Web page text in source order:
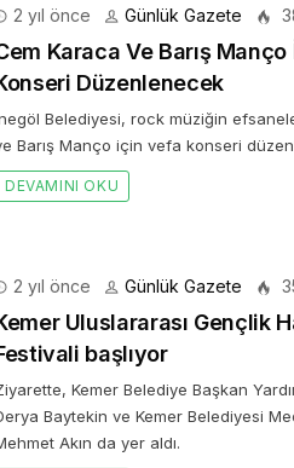
2 yıl önce Günlük Gazete
Karaca Ve Barış
Düzenlenecek
Belediyesi, rock müziğin
Barış Manço için vefa konseri
DEVAMINI OKU
2 yıl önce Günlük Gazete
Uluslararası Gençlik
başlıyor
Kemer Belediye Başkan
Baytekin ve Kemer Belediyesi
Akın da yer aldı.